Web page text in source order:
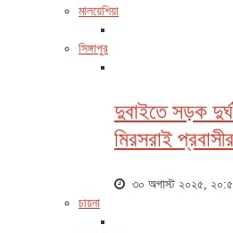
মালয়েশিয়া
সিঙ্গাপুর
দুবাইতে সড়ক
মিরসরাই প্রবাসীর
৩০ অগাস্ট ২০২৫,
চায়না